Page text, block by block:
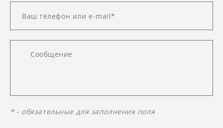
* - обязательные для заполнения поля